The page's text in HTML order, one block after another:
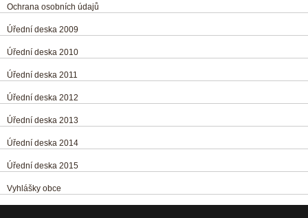
Ochrana osobních údajů
Úřední deska 2009
Úřední deska 2010
Úřední deska 2011
Úřední deska 2012
Úřední deska 2013
Úřední deska 2014
Úřední deska 2015
Vyhlášky obce